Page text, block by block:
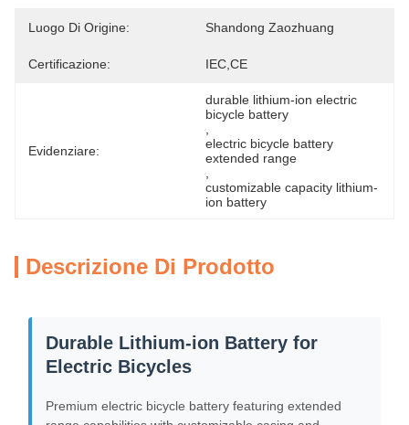
Luogo Di Origine: Shandong Zaozhuang
Certificazione: IEC,CE
Evidenziare:
durable lithium-ion electric
bicycle battery
electric bicycle battery
extended range
customizable capacity lithium-
ion battery
Descrizione Di Prodotto
Durable Lithium-ion Battery for
Electric Bicycles
Premium electric bicycle battery featuring extended